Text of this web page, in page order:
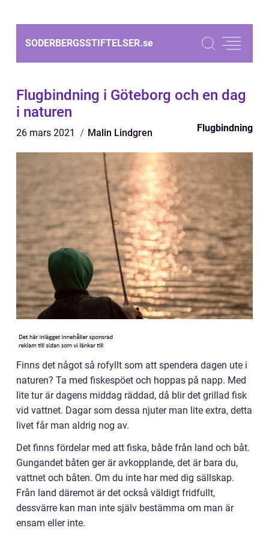
SODERBERGSSTIFTELSER.se
Flugbindning i Göteborg och en dag
i naturen
26 mars 2021 Malin Lindgren Flugbindning
Finns det något så rofyllt som att spendera dagen ute i
naturen? Ta med fiskespöet och hoppas på napp. Med
lite tur är dagens middag räddad, då blir det grillad fisk
vid vattnet. Dagar som dessa njuter man lite extra, detta
livet får man aldrig nog av.
Det finns fördelar med att fiska, både från land och båt.
Gungandet båten ger är avkopplande, det är bara du,
vattnet och båten. Om du inte har med dig sällskap.
Från land däremot är det också väldigt fridfullt,
dessvärre kan man inte själv bestämma om man är
ensam eller inte.